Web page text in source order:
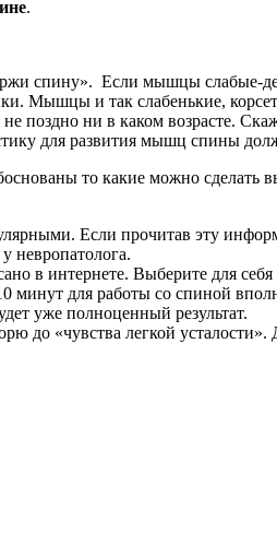
.
спину». Если мышцы слабые-
Мышцы и так слабенькие,
ни в каком возрасте.
для развития мышц спины
то какие можно сделать
Если прочитав эту
невропатолога.
в интернете. Выберите для
минут для работы со спиной
уже полноценный результат.
до «чувства легкой усталости».